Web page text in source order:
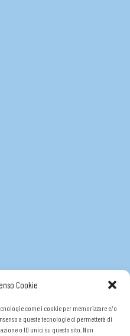
Cookie
come i cookie per memorizzare e/o
a queste tecnologie ci permetterà di
o ID unici su questo sito. Non